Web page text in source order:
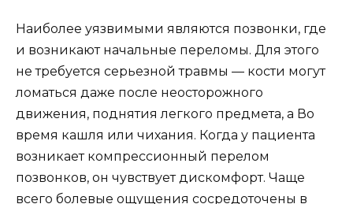
Наиболее уязвимыми являются позвонки, где
и возникают начальные переломы. Для этого
не требуется серьезной травмы — кости могут
ломаться даже после неосторожного
движения, поднятия легкого предмета, а Во
время кашля или чихания. Когда у пациента
возникает компрессионный перелом
позвонков, он чувствует дискомфорт. Чаще
всего болевые ощущения сосредоточены в